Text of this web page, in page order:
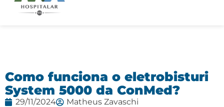
Como funciona o eletrobisturi
System 5000 da ConMed?
29/11/2024 Matheus Zavaschi